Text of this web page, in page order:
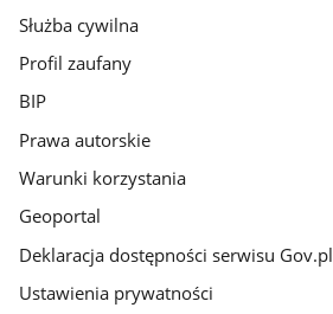
Służba cywilna
Profil zaufany
BIP
Prawa autorskie
Warunki korzystania
Geoportal
Deklaracja dostępności serwisu Gov.pl
Ustawienia prywatności